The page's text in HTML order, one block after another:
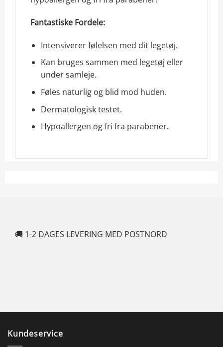
Fantastiske Fordele:
Intensiverer følelsen med dit legetøj.
Kan bruges sammen med legetøj eller
under samleje.
Føles naturlig og blid mod huden.
Dermatologisk testet.
Hypoallergen og fri fra parabener.
🚚 1-2 DAGES LEVERING MED POSTNORD
Kundeservice